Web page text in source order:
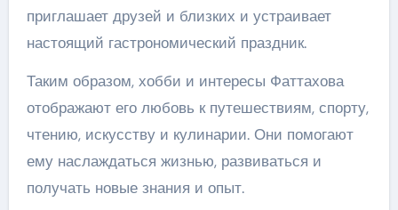
приглашает друзей и близких и устраивает
настоящий гастрономический праздник.
Таким образом, хобби и интересы Фаттахова
отображают его любовь к путешествиям, спорту,
чтению, искусству и кулинарии. Они помогают
ему наслаждаться жизнью, развиваться и
получать новые знания и опыт.